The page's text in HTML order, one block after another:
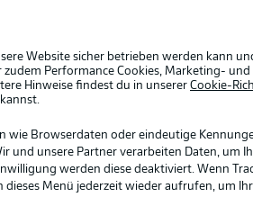
Website sicher betrieben werden kann
Performance Cookies, Marketing-
Hinweise findest du in unserer Cookie-
Browserdaten oder eindeutige
und unsere Partner verarbeiten Daten, um
werden diese deaktiviert. Wenn
Menü jederzeit wieder aufrufen, um